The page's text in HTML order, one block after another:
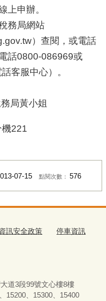
上申辦。
務局網站
）查閱，或電話
話0800-086969或
客服中心）。
局黃小姐
221
07-15 點閱次數：576
訊安全政策 停車資訊
道3段99號文心樓8樓
15200、15300、15400